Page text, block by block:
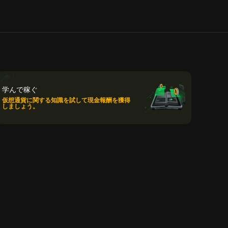
学んで稼ぐ
仮想通貨に関する知識を試して現金報酬を獲得
しましょう。